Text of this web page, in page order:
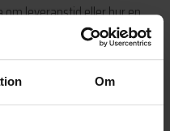
Om
leveranstid eller hur en
en annan? Kontakta vår
08-291818 eller